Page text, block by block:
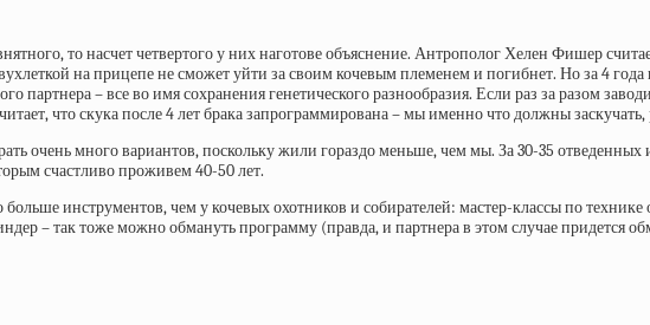
то насчет четвертого у них наготове объяснение. Антрополог Хелен Фишер
на прицепе не сможет уйти за своим кочевым племенем и погибнет. Но за 4 года
партнера – все во имя сохранения генетического разнообразия. Если раз за разом
что скука после 4 лет брака запрограммирована – мы именно что должны заскучать,
очень много вариантов, поскольку жили гораздо меньше, чем мы. За 30-35
счастливо проживем 40-50 лет.
больше инструментов, чем у кочевых охотников и собирателей: мастер-классы по
– так тоже можно обмануть программу (правда, и партнера в этом случае придется